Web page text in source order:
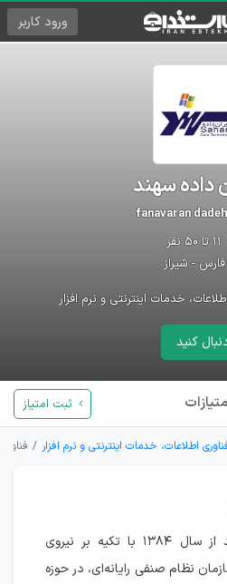
ورود کاربر
داده سهند
fanavaran
فارس - شیراز
خدمات اینترنتی و نرم افزار
کنید
ثبت امتیاز
اطلاعات، خدمات اینترنتی و نرم افزار
شرکت فناوران داده سهند از سال ۱۳۸۴ با تکیه بر نیروی
نظام صنفی رایانه‌ای، در حوزه